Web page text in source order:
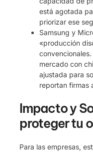
está agotada
priorizar ese
Samsung y
«producción
mercado con
ajustada para
reportan firmas
Impacto y
proteger tu
Para las empresas,